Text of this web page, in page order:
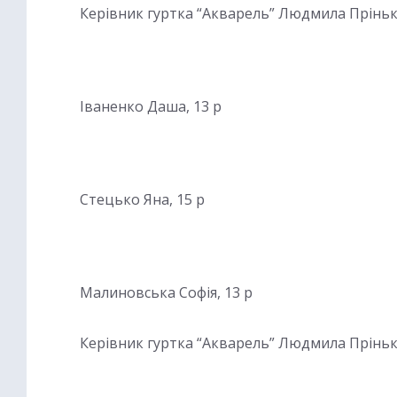
Керівник гуртка “Акварель” Людмила
Іваненко Даша, 13 р
Стецько Яна, 15 р
Малиновська Софія, 13 р
Керівник гуртка “Акварель” Людмила